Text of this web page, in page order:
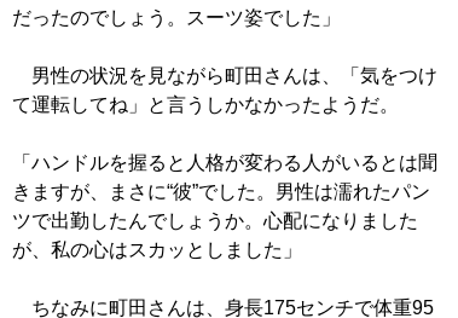
だったのでしょう。スーツ姿でした」
男性の状況を見ながら町田さんは、「気をつけ
て運転してね」と言うしかなかったようだ。
「ハンドルを握ると人格が変わる人がいるとは聞
きますが、まさに“彼”でした。男性は濡れたパン
ツで出勤したんでしょうか。心配になりました
が、私の心はスカッとしました」
ちなみに町田さんは、身長175センチで体重95